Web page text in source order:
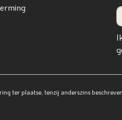
ter plaatse, tenzij anderszins beschreven